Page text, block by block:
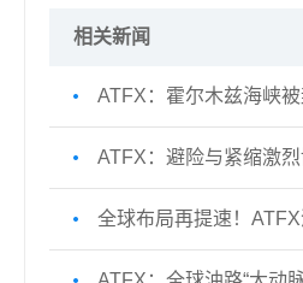
相关新闻
ATFX：霍尔木兹海峡
ATFX：避险与紧缩激
全球布局再提速！